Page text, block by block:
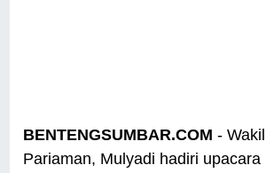
BENTENGSUMBAR.COM -
Pariaman, Mulyadi hadiri upacara